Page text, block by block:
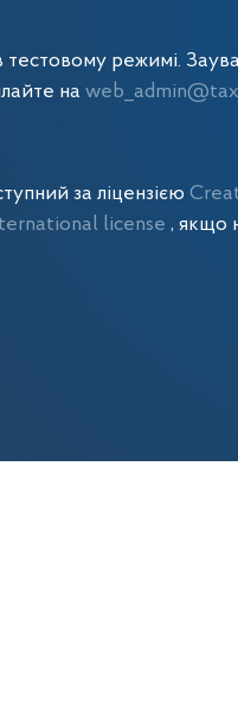
режимі.
на
за ліцензією
license , якщо